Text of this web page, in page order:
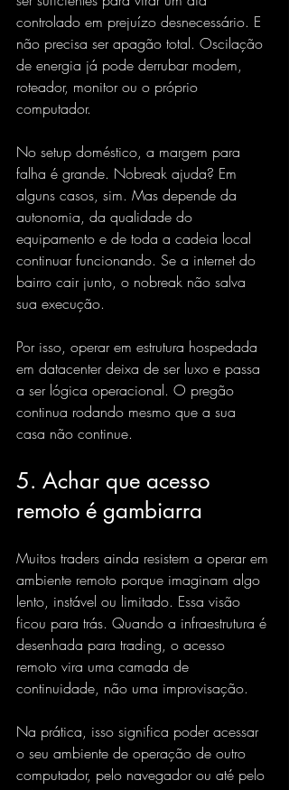
controlado em prejuízo desnecessário. E
não precisa ser apagão total. Oscilação
de energia já pode derrubar modem,
roteador, monitor ou o próprio
computador.
No setup doméstico, a margem para
falha é grande. Nobreak ajuda? Em
alguns casos, sim. Mas depende da
autonomia, da qualidade do
equipamento e de toda a cadeia local
continuar funcionando. Se a internet do
bairro cair junto, o nobreak não salva
sua execução.
Por isso, operar em estrutura hospedada
em datacenter deixa de ser luxo e passa
a ser lógica operacional. O pregão
continua rodando mesmo que a sua
casa não continue.
5. Achar que acesso
remoto é gambiarra
Muitos traders ainda resistem a operar em
ambiente remoto porque imaginam algo
lento, instável ou limitado. Essa visão
ficou para trás. Quando a infraestrutura é
desenhada para trading, o acesso
remoto vira uma camada de
continuidade, não uma improvisação.
Na prática, isso significa poder acessar
o seu ambiente de operação de outro
computador, pelo navegador ou até pelo